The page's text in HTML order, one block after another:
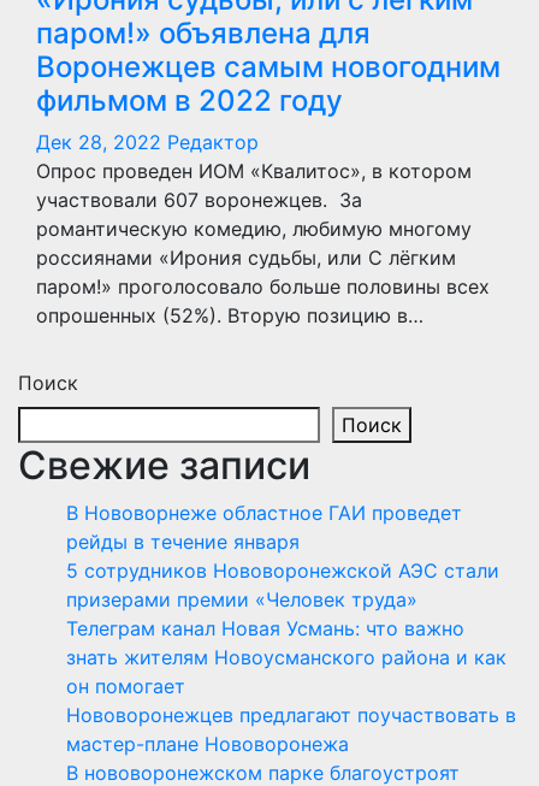
паром!» объявлена для
Воронежцев самым новогодним
фильмом в 2022 году
Дек 28, 2022 Редактор
Опрос проведен ИОМ «Квалитос», в котором
участвовали 607 воронежцев. За
романтическую комедию, любимую многому
россиянами «Ирония судьбы, или С лёгким
паром!» проголосовало больше половины всех
опрошенных (52%). Вторую позицию в…
Поиск
Поиск
Свежие записи
В Нововорнеже областное ГАИ проведет
рейды в течение января
5 сотрудников Нововоронежской АЭС стали
призерами премии «Человек труда»
Телеграм канал Новая Усмань: что важно
знать жителям Новоусманского района и как
он помогает
Нововоронежцев предлагают поучаствовать в
мастер-плане Нововоронежа
В нововоронежском парке благоустроят